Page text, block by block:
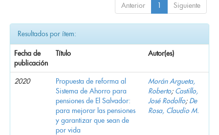
Anterior 1 Siguiente
Resultados por ítem:
Fecha de
publicación
Título Autor(es)
2020
Propuesta de reforma al
Sistema de Ahorro para
pensiones de El Salvador:
para mejorar las pensiones
y garantizar que sean de
por vida
Morán Argueta,
Roberto; Castillo,
José Rodolfo; De
Rosa, Claudio M.